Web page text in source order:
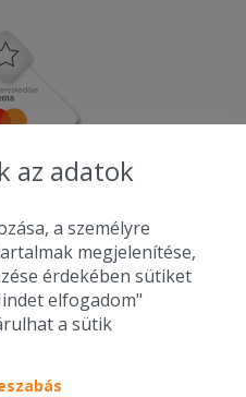
az adatok
a személyre
megjelenítése,
érdekében sütiket
elfogadom"
a sütik